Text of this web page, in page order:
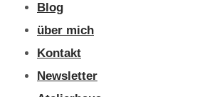
Blog
über mich
Kontakt
Newsletter